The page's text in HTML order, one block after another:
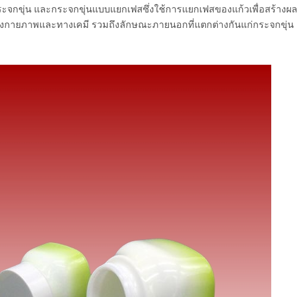
จกขุ่น และกระจกขุ่นแบบแยกเฟสซึ่งใช้การแยกเฟสของแก้วเพื่อสร้างผล
ยภาพและทางเคมี รวมถึงลักษณะภายนอกที่แตกต่างกันแก่กระจกขุ่น